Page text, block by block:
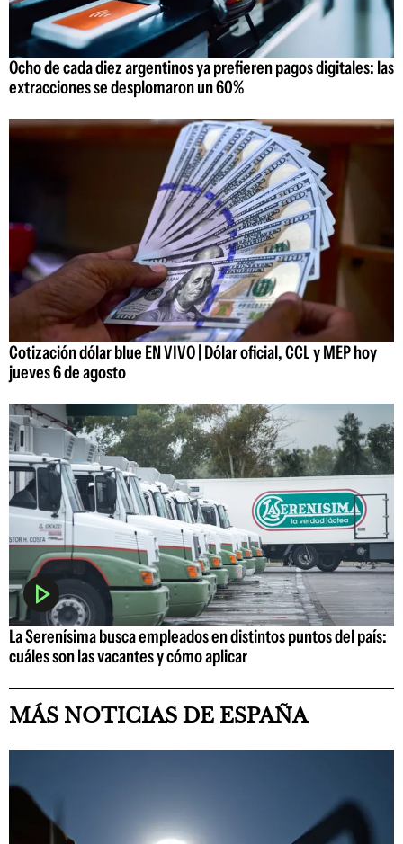
Ocho de cada diez argentinos ya prefieren pagos digitales: las
extracciones se desplomaron un 60%
Cotización dólar blue EN VIVO | Dólar oficial, CCL y MEP hoy
jueves 6 de agosto
La Serenísima busca empleados en distintos puntos del país:
cuáles son las vacantes y cómo aplicar
MÁS NOTICIAS DE ESPAÑA